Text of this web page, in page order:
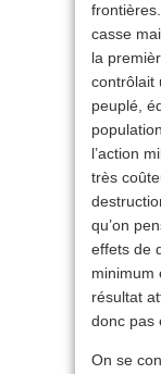
casse
la
contrôlait
peuplé,
l’action
très
qu’on
effets de
minimum
résultat
donc pas
On se